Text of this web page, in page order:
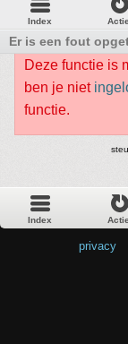
Index
Er is een fout
Deze functie is
ben je niet
functie.
Index
privacy